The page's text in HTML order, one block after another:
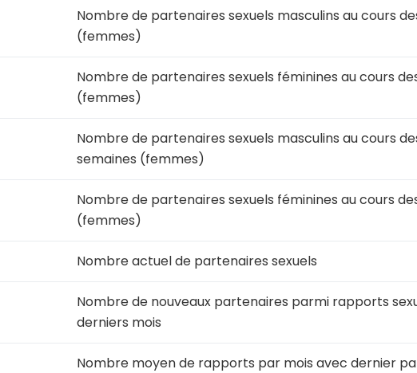
Nombre de partenaires sexuels masculins au cours
(femmes)
Nombre de partenaires sexuels féminines au cours
(femmes)
Nombre de partenaires sexuels masculins au cours
semaines (femmes)
Nombre de partenaires sexuels féminines au cours
(femmes)
Nombre actuel de partenaires sexuels
Nombre de nouveaux partenaires parmi rapports
derniers mois
Nombre moyen de rapports par mois avec dernier